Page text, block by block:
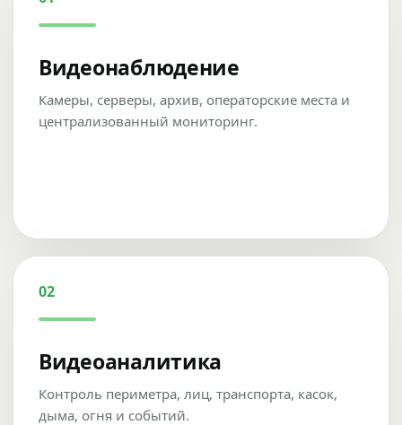
Видеонаблюдение
Камеры, серверы, архив, операторские места и
централизованный мониторинг.
02
Видеоаналитика
Контроль периметра, лиц, транспорта, касок,
дыма, огня и событий.